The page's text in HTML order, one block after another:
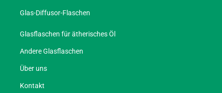
Glas-Diffusor-Flaschen
Glasflaschen für ätherisches Öl
Andere Glasflaschen
Über uns
Kontakt